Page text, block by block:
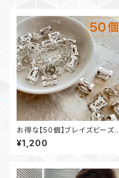
お得な【50個】ブレイズビーズ
ヘアアクセ 三つ編みリング
¥1,200